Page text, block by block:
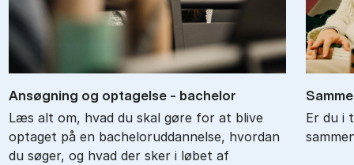
An­søg­ning og op­ta­gel­se - ba­chel­or
Læs alt om, hvad du skal gøre for at blive
optaget på en bacheloruddannelse, hvordan
du søger, og hvad der sker i løbet af
Er du i